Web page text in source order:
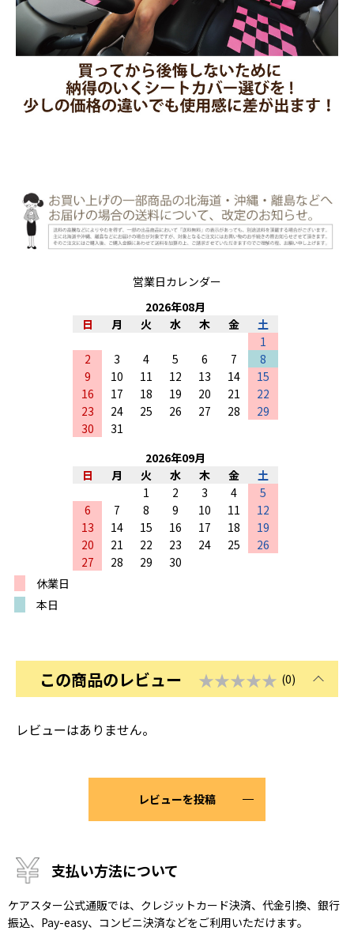
営業日カレンダー
2026年08月
日
月 火 水 木 金
土
1
2
3 4 5 6 7
8
9
10 11 12 13 14
15
16
17 18 19 20 21
22
23
24 25 26 27 28
29
30
31
2026年09月
日
月 火 水 木 金
土
1
2 3 4
5
6
7 8 9 10 11
12
13
14 15 16 17 18
19
20
21 22 23 24 25
26
27
28 29
30
休業日
本日
この商品のレビュー ★★★★★ (0)
レビューはありません。
レビューを投稿
支払い方法について
ケアスター公式通販では、クレジットカード決済、代金引換、銀行
振込、Pay-easy、コンビニ決済などをご利用いただけます。